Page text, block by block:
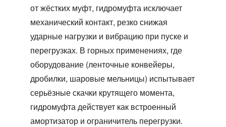
от жёстких муфт, гидромуфта исключает
механический контакт, резко снижая
ударные нагрузки и вибрацию при пуске и
перегрузках. В горных применениях, где
оборудование (ленточные конвейеры,
дробилки, шаровые мельницы) испытывает
серьёзные скачки крутящего момента,
гидромуфта действует как встроенный
амортизатор и ограничитель перегрузки.